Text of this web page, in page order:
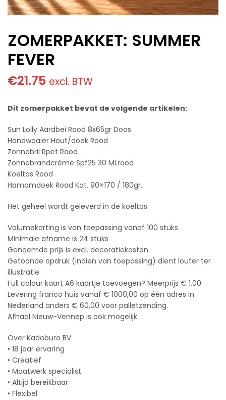
ZOMERPAKKET: SUMMER
FEVER
€21.75 excl. BTW
Dit zomerpakket bevat de volgende artikelen:
Sun Lolly Aardbei Rood 8x65gr Doos
Handwaaier Hout/doek Rood
Zonnebril Rpet Rood
Zonnebrandcrème Spf25 30 Ml.rood
Koeltas Rood
Hamamdoek Rood Kat. 90×170 / 180gr.
Het geheel wordt geleverd in de koeltas.
Volumekorting is van toepassing vanaf 100 stuks
Minimale afname is 24 stuks
Genoemde prijs is excl. decoratiekosten
Getoonde opdruk (indien van toepassing) dient louter ter
illustratie
Full colour kaart A6 kaartje toevoegen? Meerprijs € 1,00
Levering franco huis vanaf € 1000,00 op één adres in
Nederland anders € 60,00 voor palletzending.
Afhaal Nieuw-Vennep is ook mogelijk.
Over Kadoburo BV
• 18 jaar ervaring
• Creatief
• Maatwerk specialist
• Altijd bereikbaar
• Flexibel